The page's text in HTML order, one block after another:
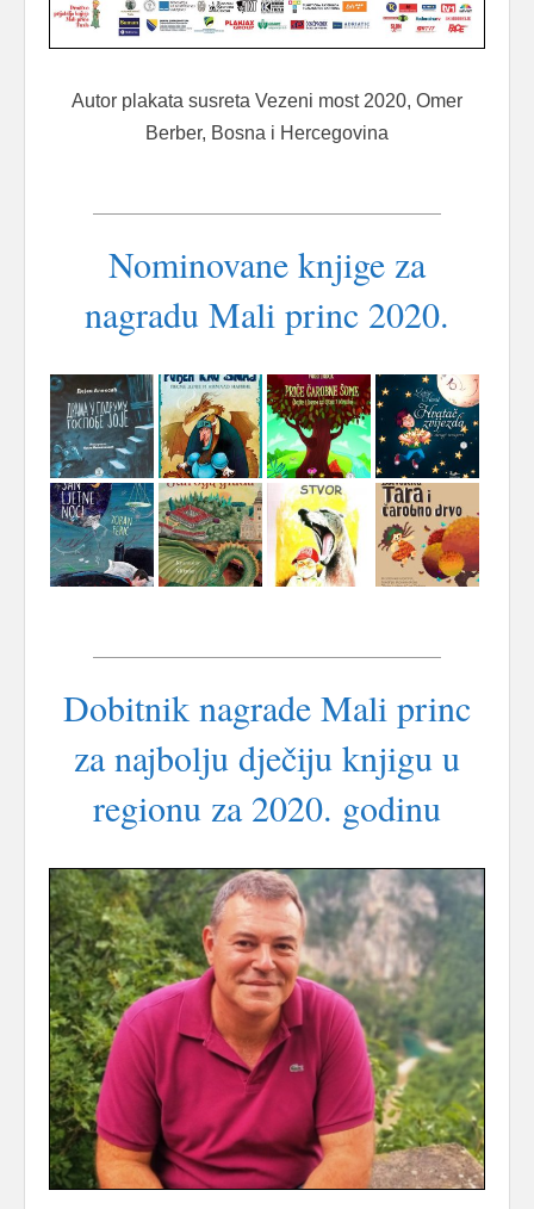
Autor plakata susreta Vezeni most 2020, Omer
Berber, Bosna i Hercegovina
Nominovane knjige za
nagradu Mali princ 2020.
Dobitnik nagrade Mali princ
za najbolju dječiju knjigu u
regionu za 2020. godinu